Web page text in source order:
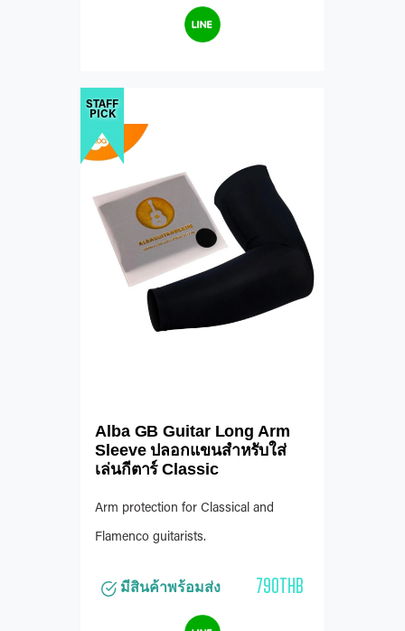
STAFF
PICK
Alba GB Guitar Long Arm
Sleeve ปลอกแขนสำหรับใส่
เล่นกีตาร์ Classic
Arm protection for Classical and
Flamenco guitarists.
มีสินค้าพร้อมส่ง 790THB